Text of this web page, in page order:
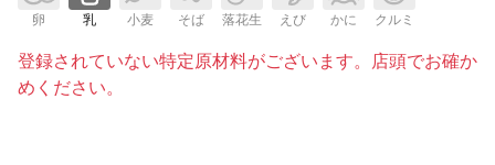
卵 乳 小麦 そば 落花生 えび かに クルミ
登録されていない特定原材料がございます。店頭でお確か
めください。